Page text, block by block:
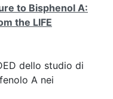
to Bisphenol A:
the LIFE
dello studio di
A nei